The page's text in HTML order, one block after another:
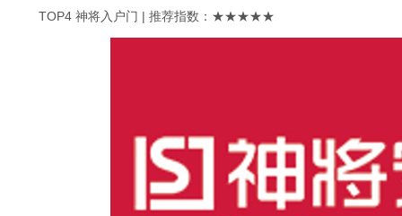
TOP4 神将入户门 | 推荐指数：★★★★★